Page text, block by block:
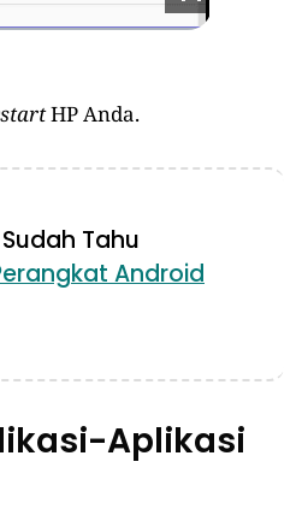
HP Anda.
Tahu
Android
Aplikasi